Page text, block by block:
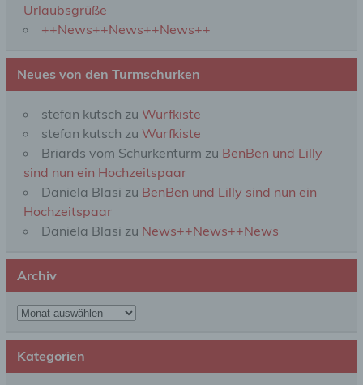
Urlaubsgrüße
++News++News++News++
Neues von den Turmschurken
stefan kutsch zu Wurfkiste
stefan kutsch zu Wurfkiste
Briards vom Schurkenturm zu BenBen und Lilly
sind nun ein Hochzeitspaar
Daniela Blasi zu BenBen und Lilly sind nun ein
Hochzeitspaar
Daniela Blasi zu News++News++News
Archiv
Archiv
Kategorien
Einschränkung der Verarbeitung ist die Markierung
gespeicherter personenbezogener Daten mit dem
Profiling ist jede Art der automatisierten
Verarbeitung personenbezogener Daten, die darin
besteht, dass diese personenbezogenen Daten
verwendet werden, um bestimmte persönliche
Aspekte, die sich auf eine natürliche Person
beziehen, zu bewerten, insbesondere, um Aspekte
bezüglich Arbeitsleistung, wirtschaftlicher Lage,
Zuverlässigkeit, Verhalten, Aufenthaltsort oder
Ortswechsel dieser natürlichen Person zu
f) Pseudonymisierung
Pseudonymisierung ist die Verarbeitung